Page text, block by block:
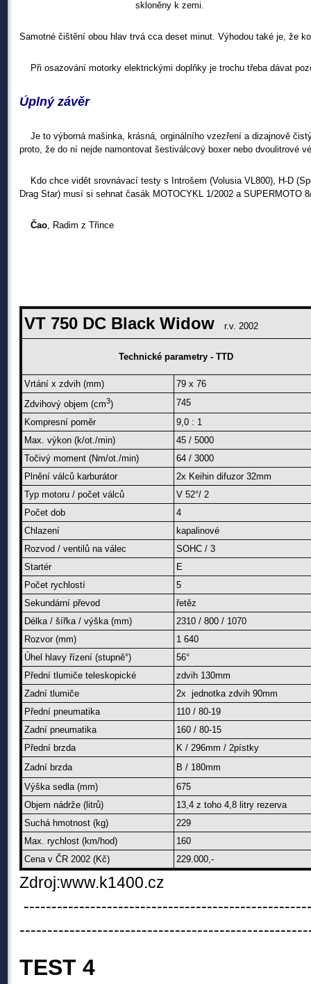
skloněny k zemi.
Samotné čištění obou hlav trvá cca deset minut. Výhodou také je, že
Při osazování motorky elektrickými doplňky je trochu třeba dávat
Úplný závěr
Je to výborná mašinka, krásná, orginálního vzezření a dizajnově
proto, že do ní nejde namontovat šestiválcový boxer nebo dvoulitrové
Kdo chce vidět srovnávací testy s Introšem (Volusia VL800), H-D
Drag Star) musí si sehnat časák MOTOCYKL 1/2002 a SUPERMOTO
Čao, Radim z Třince
VT 750 DC Black Widow r.v. 2002
Technické parametry - TTD
Vrtání x zdvih (mm)
79 x 76
Zdvihový objem (cm3)
745
Kompresní poměr
9,0 : 1
Max. výkon (k/ot./min)
45 / 5000
Točivý moment (Nm/ot./min)
64 / 3000
Plnění válců karburátor
2x Keihin difuzor 32mm
Typ motoru / počet válců
V 52°/ 2
Počet dob
4
Chlazení
kapalinové
Rozvod / ventilů na válec
SOHC / 3
Startér
E
Počet rychlostí
5
Sekundární převod
řetěz
Délka / šířka / výška (mm)
2310 / 800 / 1070
Rozvor (mm)
1 640
Úhel hlavy řízení (stupně°)
56°
Přední tlumiče teleskopické
zdvih 130mm
Zadní tlumiče
2x jednotka zdvih 90mm
Přední pneumatika
110 / 80-19
Zadní pneumatika
160 / 80-15
Přední brzda
K / 296mm / 2pístky
Zadní brzda
B / 180mm
Výška sedla (mm)
675
Objem nádrže (litrů)
13,4 z toho 4,8 litry rezerva
Suchá hmotnost (kg)
229
Max. rychlost (km/hod)
160
Cena v ČR 2002 (Kč)
229.000,-
Zdroj:www.k1400.cz
TEST 4